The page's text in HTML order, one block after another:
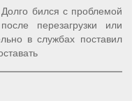
бился с проблемой
перезагрузки или
в службах поставил